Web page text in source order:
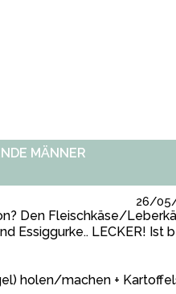
MÄNNER
26/05/
Den Fleischkäse/
Essiggurke.. LECKER! Ist
holen/machen +